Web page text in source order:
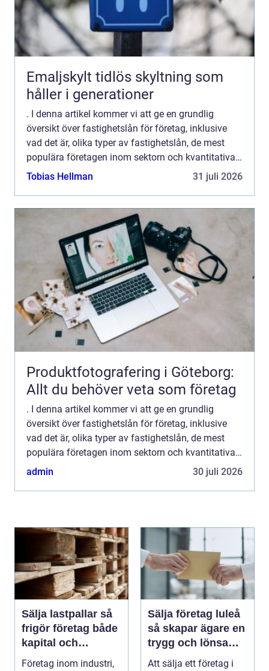
Emaljskylt tidlös skyltning som
håller i generationer
. I denna artikel kommer vi att ge en grundlig
översikt över fastighetslån för företag, inklusive
vad det är, olika typer av fastighetslån, de mest
populära företagen inom sektorn och kvantitativa
mätningar för att ge en klar bild av marknaden. Vi
Tobias Hellman 31 juli 2026
Produktfotografering i Göteborg:
Allt du behöver veta som företag
. I denna artikel kommer vi att ge en grundlig
översikt över fastighetslån för företag, inklusive
vad det är, olika typer av fastighetslån, de mest
populära företagen inom sektorn och kvantitativa
mätningar för att ge en klar bild av marknaden. Vi
admin 30 juli 2026
Sälja lastpallar så
frigör företag både
kapital och
lagerutrymme
Företag inom industri,
Sälja företag luleå
så skapar ägare en
trygg och lönsam
affär
Att sälja ett företag i